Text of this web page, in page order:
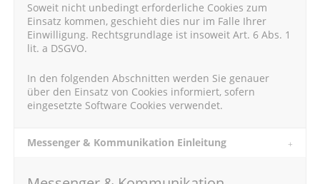
Soweit nicht unbedingt erforderliche Cookies zum
Einsatz kommen, geschieht dies nur im Falle Ihrer
Einwilligung. Rechtsgrundlage ist insoweit Art. 6 Abs. 1
lit. a DSGVO.
In den folgenden Abschnitten werden Sie genauer
über den Einsatz von Cookies informiert, sofern
eingesetzte Software Cookies verwendet.
Messenger & Kommunikation Einleitung